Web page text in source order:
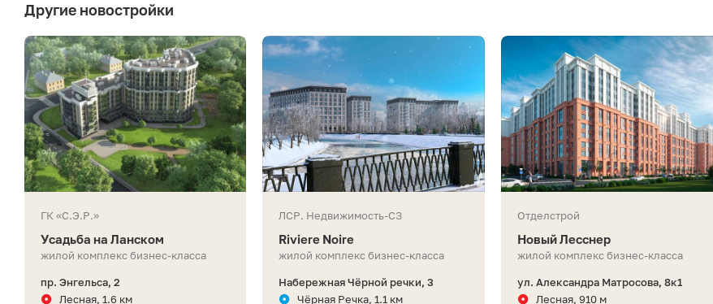
Другие новостройки
ГК «С.Э.Р.»
Усадьба на Ланском
жилой комплекс бизнес-класса
пр. Энгельса, 2
Лесная, 1.6 км
ЛСР. Недвижимость-СЗ
Riviere Noire
жилой комплекс бизнес-класса
Набережная Чёрной речки, 3
Чёрная Речка, 1.1 км
Отделстрой
Новый Лесснер
жилой комплекс бизнес-класса
ул. Александра Матросова, 8к1
Лесная, 910 м